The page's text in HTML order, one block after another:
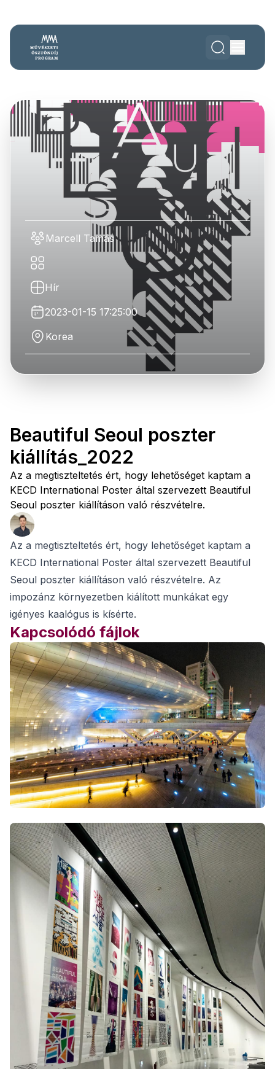
Marcell Tamás
Hír
2023-01-15 17:25:00
Korea
Beautiful Seoul poszter
kiállítás_2022
Az a megtiszteltetés ért, hogy lehetőséget kaptam a
KECD International Poster által szervezett Beautiful
Seoul poszter kiállításon való részvételre.
Az a megtiszteltetés ért, hogy lehetőséget kaptam a
KECD International Poster által szervezett Beautiful
Seoul poszter kiállításon való részvételre. Az
impozánz környezetben kiálított munkákat egy
igényes kaalógus is kísérte.
Kapcsolódó fájlok